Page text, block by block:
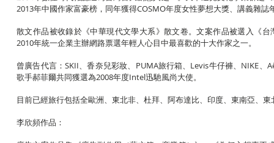
2013年中國作家富豪榜，同年獲得COSMO年度女性夢想大獎、講義雜誌
散文作品被收錄於《中華現代文學大系》散文卷。文案作品被選入《
2010年統一企業主辦網路票選年輕人心目中最喜歡的十大作家之一。
曾廣告代言：SKII、香奈兒彩妝、PUMA旅行箱、Levis牛仔褲、NIKE
歌手郝菲爾共同獲選為2008年度Intel迅馳風尚大使。
目前已經旅行包括全歐洲、東北非、杜拜、阿布達比、印度、東南亞、
李欣頻作品：